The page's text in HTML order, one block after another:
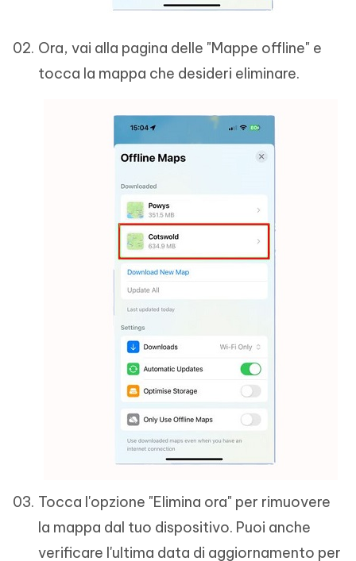
Ora, vai alla pagina delle "Mappe offline" e
tocca la mappa che desideri eliminare.
Tocca l'opzione "Elimina ora" per rimuovere
la mappa dal tuo dispositivo. Puoi anche
verificare l'ultima data di aggiornamento per